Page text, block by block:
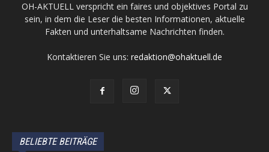
OH-AKTUELL verspricht ein faires und objektives Portal zu
sein, in dem die Leser die besten Informationen, aktuelle
Fakten und unterhaltsame Nachrichten finden.
Kontaktieren Sie uns: redaktion@ohaktuell.de
BELIEBTE BEITRÄGE